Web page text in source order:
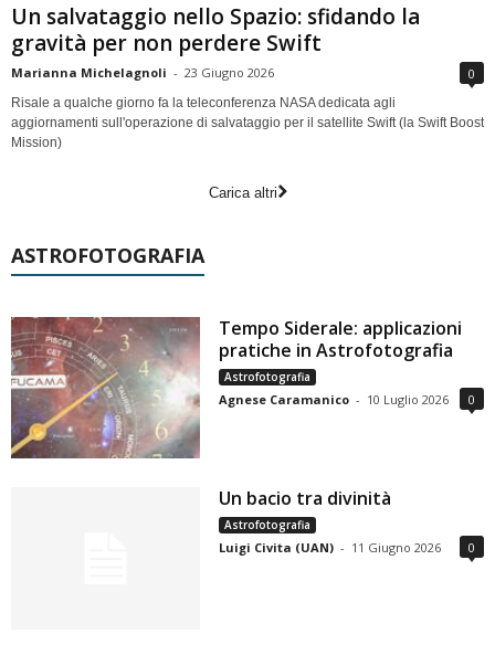
Un salvataggio nello Spazio: sfidando la
gravità per non perdere Swift
Marianna Michelagnoli - 23 Giugno 2026 0
Risale a qualche giorno fa la teleconferenza NASA dedicata agli
aggiornamenti sull'operazione di salvataggio per il satellite Swift (la Swift Boost
Mission)
Carica altri
ASTROFOTOGRAFIA
Tempo Siderale: applicazioni
pratiche in Astrofotografia
Astrofotografia
Agnese Caramanico - 10 Luglio 2026 0
Un bacio tra divinità
Astrofotografia
Luigi Civita (UAN) - 11 Giugno 2026 0